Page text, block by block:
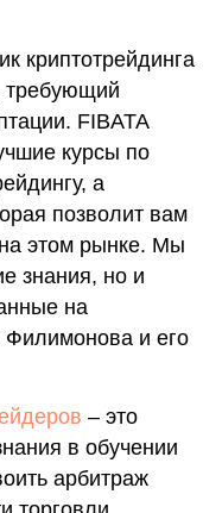
криптотрейдинга
требующий
FIBATA
курсы по
а
позволит вам
этом рынке. Мы
знания, но и
на
Филимонова и его
– это
в обучении
арбитраж